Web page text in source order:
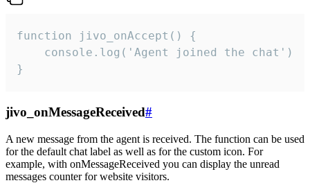
function jivo_onAccept() {
}
jivo_onMessageReceived#
A new message from the agent is received. The function can be used
for the default chat label as well as for the custom icon. For
example, with onMessageReceived you can display the unread
messages counter for website visitors.